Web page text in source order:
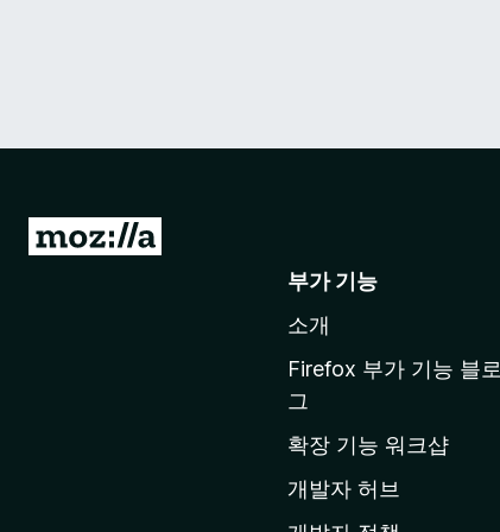
M
부가 기능
소개
Firefox 부가 기능 블로
그
확장 기능 워크샵
개발자 허브